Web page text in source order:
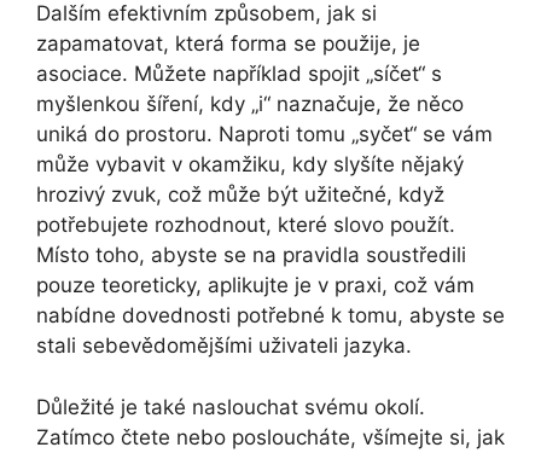
Dalším efektivním způsobem, jak si
zapamatovat, která forma se použije, je
asociace. Můžete například spojit „síčet“ s
myšlenkou šíření, kdy „i“ naznačuje, že něco
uniká do prostoru. Naproti tomu „syčet“ se vám
může vybavit v okamžiku, kdy slyšíte nějaký
hrozivý zvuk, což může být užitečné, když
potřebujete rozhodnout, které slovo použít.
Místo toho, abyste se na pravidla soustředili
pouze teoreticky, aplikujte je v praxi, což vám
nabídne dovednosti potřebné k tomu, abyste se
stali sebevědomějšími uživateli jazyka.
Důležité je také naslouchat svému okolí.
Zatímco čtete nebo posloucháte, všímejte si, jak